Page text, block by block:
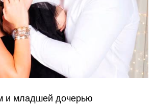
и младшей дочерью